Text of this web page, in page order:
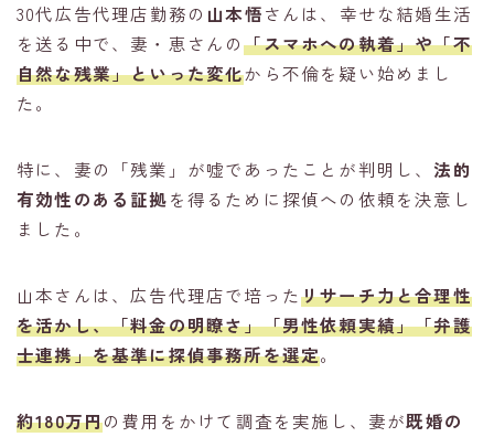
30代広告代理店勤務の 山本悟さんは、幸せな結婚生活
を送る中で、妻・恵さんの「スマホへの執着」や「不
自然な残業」といった変化から不倫を疑い始めまし
た。
特に、妻の「残業」が嘘であったことが判明し、 法的
有効性のある証拠を得るために探偵への依頼を決意し
ました。
山本さんは、広告代理店で培ったリサーチ力と合理性
を活かし、「料金の明瞭さ」「男性依頼実績」「弁護
士連携」を基準に探偵事務所を選定。
約180万円の費用をかけて調査を実施し、妻が既婚の